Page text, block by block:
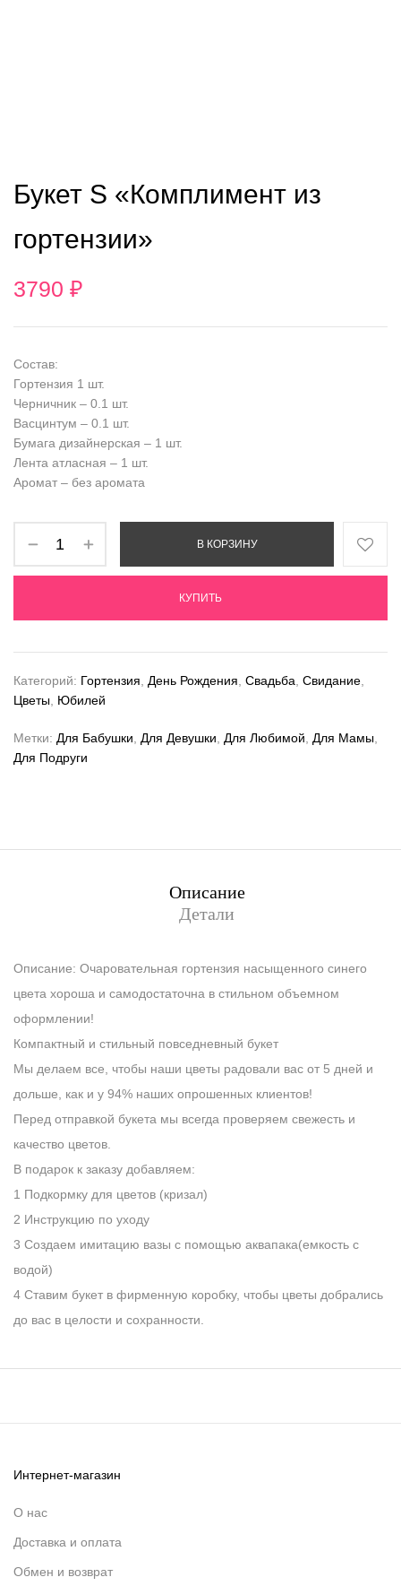
Букет S «Комплимент из
гортензии»
3790 ₽
Состав:
Гортензия 1 шт.
Черничник – 0.1 шт.
Васцинтум – 0.1 шт.
Бумага дизайнерская – 1 шт.
Лента атласная – 1 шт.
Аромат – без аромата
В КОРЗИНУ
КУПИТЬ
Категорий: Гортензия День Рождения Свадьба Свидание
Цветы Юбилей
Метки: Для Бабушки Для Девушки Для Любимой Для Мамы
Для Подруги
Описание
Детали
Описание: Очаровательная гортензия насыщенного синего
цвета хороша и самодостаточна в стильном объемном
оформлении!
Компактный и стильный повседневный букет
Мы делаем все, чтобы наши цветы радовали вас от 5 дней и
дольше, как и у 94% наших опрошенных клиентов!
Перед отправкой букета мы всегда проверяем свежесть и
качество цветов.
В подарок к заказу добавляем:
1 Подкормку для цветов (кризал)
2 Инструкцию по уходу
3 Создаем имитацию вазы с помощью аквапака(емкость с
водой)
4 Ставим букет в фирменную коробку, чтобы цветы добрались
до вас в целости и сохранности.
Интернет-магазин
О нас
Доставка и оплата
Обмен и возврат